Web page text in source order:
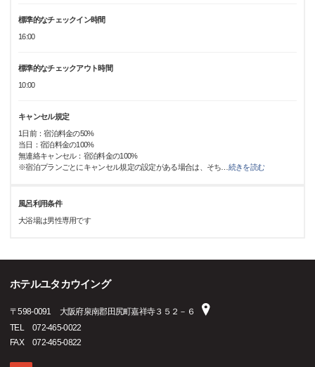
標準的なチェックイン時間
16:00
標準的なチェックアウト時間
10:00
キャンセル規定
1日前：宿泊料金の50%
当日：宿泊料金の100%
無連絡キャンセル：宿泊料金の100%
※宿泊プランごとにキャンセル規定の設定がある場合は、そち
続きを読む
風呂利用条件
大浴場は男性専用です
ホテルユタカウイング
〒598-0091
大阪府泉南郡田尻町嘉祥寺３５２－６
TEL
072-465-0022
FAX
072-465-0822